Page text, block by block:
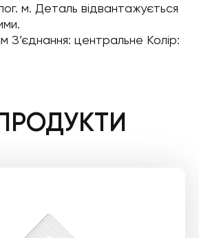
м. Деталь відвантажується
З’єднання: центральне Колір: